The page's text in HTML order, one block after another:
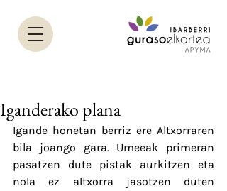
Iganderako plana
Igande honetan berriz ere Altxorraren
bila joango gara. Umeeak primeran
pasatzen dute pistak aurkitzen eta
nola ez altxorra jasotzen duten